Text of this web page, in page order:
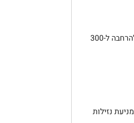
✔ גודל החנות: 210 מ"ר (עם אפשרות להרחבה ל-300
נזילות